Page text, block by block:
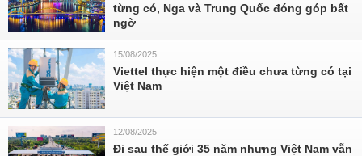
từng có, Nga và Trung Quốc đóng góp bất
ngờ
15/08/2025
Viettel thực hiện một điều chưa từng có tại
Việt Nam
12/08/2025
Đi sau thế giới 35 năm nhưng Việt Nam vẫn